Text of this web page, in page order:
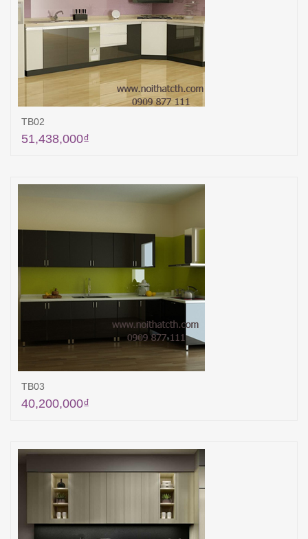
TB02
51,438,000₫
TB03
40,200,000₫